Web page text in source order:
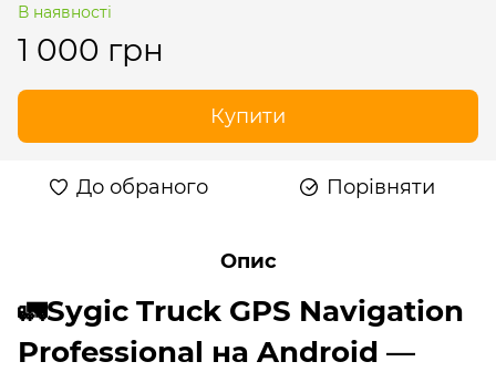
В наявності
1 000 грн
Купити
До обраного Порівняти
Опис
🚛Sygic Truck GPS Navigation
Professional на Android —